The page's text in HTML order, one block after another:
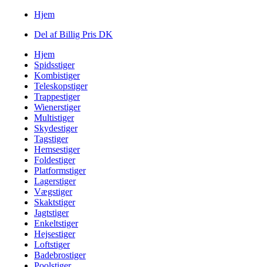
Hjem
Del af Billig Pris DK
Hjem
Spidsstiger
Kombistiger
Teleskopstiger
Trappestiger
Wienerstiger
Multistiger
Skydestiger
Tagstiger
Hemsestiger
Foldestiger
Platformstiger
Lagerstiger
Vægstiger
Skaktstiger
Jagtstiger
Enkeltstiger
Hejsestiger
Loftstiger
Badebrostiger